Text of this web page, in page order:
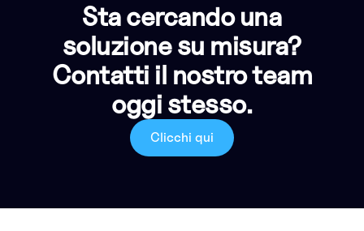
Sta cercando una
soluzione su misura?
Contatti il nostro team
oggi stesso.
Clicchi qui